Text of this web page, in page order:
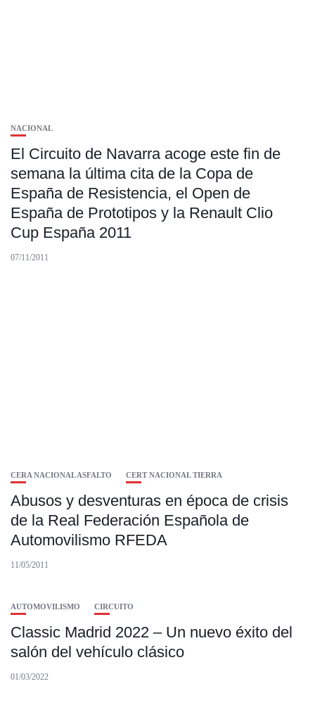
NACIONAL
El Circuito de Navarra acoge este fin de
semana la última cita de la Copa de
España de Resistencia, el Open de
España de Prototipos y la Renault Clio
Cup España 2011
07/11/2011
CERA NACIONAL ASFALTO CERT NACIONAL TIERRA
Abusos y desventuras en época de crisis
de la Real Federación Española de
Automovilismo RFEDA
11/05/2011
AUTOMOVILISMO CIRCUITO
Classic Madrid 2022 – Un nuevo éxito del
salón del vehículo clásico
01/03/2022